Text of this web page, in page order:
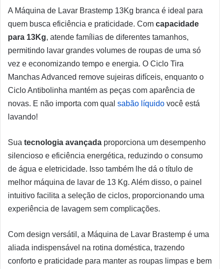
A Máquina de Lavar Brastemp 13Kg branca é ideal para
quem busca eficiência e praticidade. Com capacidade
para 13Kg, atende famílias de diferentes tamanhos,
permitindo lavar grandes volumes de roupas de uma só
vez e economizando tempo e energia. O Ciclo Tira
Manchas Advanced remove sujeiras difíceis, enquanto o
Ciclo Antibolinha mantém as peças com aparência de
novas. E não importa com qual sabão líquido você está
lavando!
Sua tecnologia avançada proporciona um desempenho
silencioso e eficiência energética, reduzindo o consumo
de água e eletricidade. Isso também lhe dá o título de
melhor máquina de lavar de 13 Kg. Além disso, o painel
intuitivo facilita a seleção de ciclos, proporcionando uma
experiência de lavagem sem complicações.
Com design versátil, a Máquina de Lavar Brastemp é uma
aliada indispensável na rotina doméstica, trazendo
conforto e praticidade para manter as roupas limpas e bem